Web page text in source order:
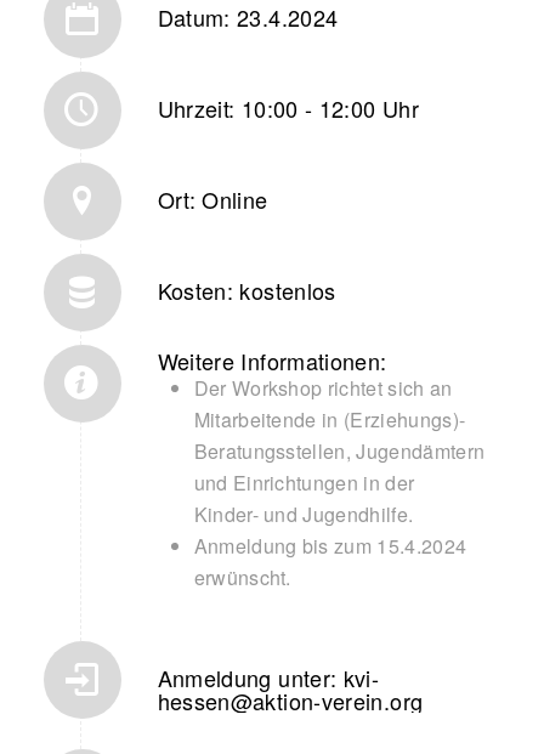
Datum: 23.4.2024
Uhrzeit: 10:00 - 12:00 Uhr
Ort: Online
Kosten: kostenlos
Weitere Informationen:
Der Workshop richtet sich an
Mitarbeitende in (Erziehungs)-
Beratungsstellen, Jugendämtern
und Einrichtungen in der
Kinder- und Jugendhilfe.
Anmeldung bis zum 15.4.2024
erwünscht.
Anmeldung unter: kvi-
hessen@aktion-verein.org